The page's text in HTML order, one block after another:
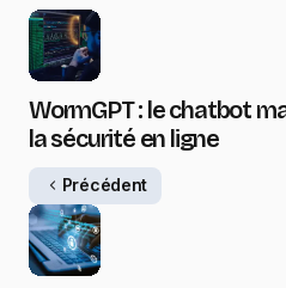
WormGPT : le chatbot
la sécurité en ligne
Précédent